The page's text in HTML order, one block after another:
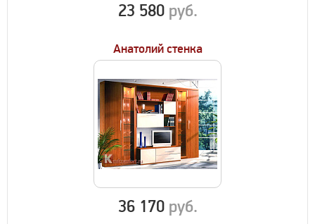
23 580 руб.
Анатолий стенка
36 170 руб.